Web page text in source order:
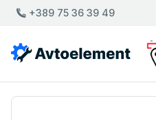
+389 75 36 39 49